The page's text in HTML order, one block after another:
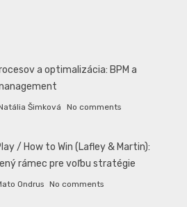
a optimalizácia: BPM a
Šimková No comments
/ How to Win (Lafley & Martin):
rámec pre voľbu stratégie
Ondrus No comments